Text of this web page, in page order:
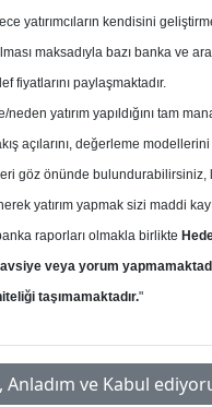
TL'den 289,0
yatırımcıların kendisini
maksadıyla bazı banka ve
fiyatlarını paylaşmaktadır.
yatırım yapıldığını tam
açılarını, değerleme
göz önünde bulundurabilirsiniz,
yatırım yapmak sizi maddi
raporları olmakla birlikte
veya yorum
taşımamaktadır."
Beyan edilen metni Okudum,